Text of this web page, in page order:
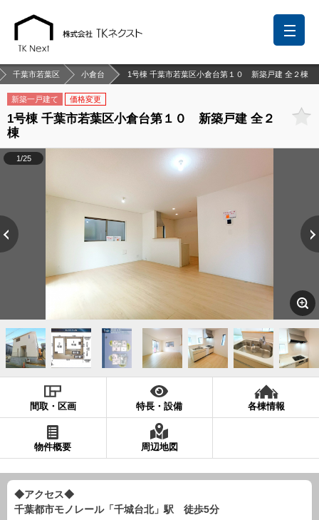
千葉市若葉区 小倉台 1号棟 千葉市若葉区小倉台第１０ 新築戸建 全２棟
新築一戸建て 価格変更
1号棟 千葉市若葉区小倉台第１０ 新築戸建 全２
棟
1/25
間取・区画 特長・設備 各棟情報
物件概要 周辺地図
◆アクセス◆
千葉都市モノレール「千城台北」駅 徒歩5分
前回の履歴 検討リスト 保存した検索条件
中国語での対応も可能です
お問い合わせ
営業メールは固くお断りします
お知らせ
千葉本店 松戸支店 成田支店 木更津支店
現地販売会情報
千葉本店 松戸支店 成田支店 木更津支店
東京支店
スタッフ紹介
千葉本店 成田支店
神奈川支店
沖縄支店
売却査定